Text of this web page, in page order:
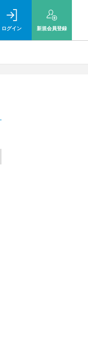
ログイン 新規会員登録